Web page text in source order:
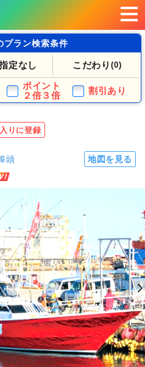
プラン検索条件
定なし こだわり (0)
ポイント
２倍３倍
割引あり
りに登録
頭 地図を見る